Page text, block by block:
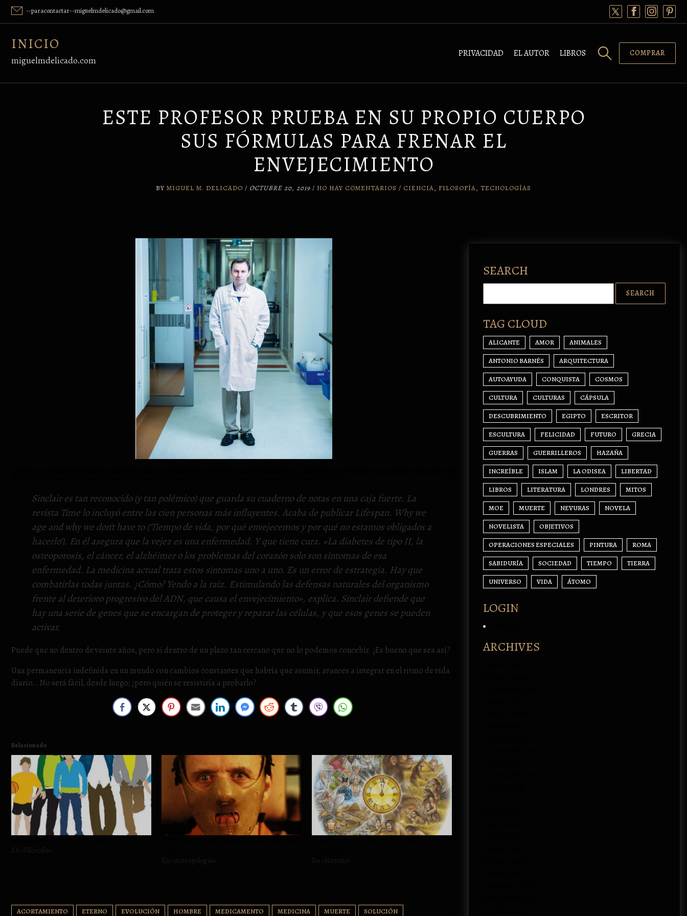
Skip
content
--paracontactar--miguelmdelicado@gmail.com
INICIO
miguelmdelicado.com
PRIVACIDAD EL AUTOR LIBROS COMPRAR
ESTE PROFESOR PRUEBA EN SU PROPIO CUERPO
SUS FÓRMULAS PARA FRENAR EL
ENVEJECIMIENTO
BY MIGUEL M. DELICADO / OCTUBRE 20, 2019 / NO HAY COMENTARIOS / CIENCIA, FILOSOFÍA, TECNOLOGÍAS
Sinclair es tan reconocido (y tan polémico) que guarda su cuaderno de notas en una caja fuerte. La
revista Timelo incluyó entre las cien personas más influyentes. Acaba de publicarLifespan. Why we
age and why we don’t have to(‘Tiempo de vida, por qué envejecemos y por qué no estamos obligados a
hacerlo’). En él asegura que la vejez es una enfermedad. Y que tiene cura. «La diabetes de tipo II, la
osteoporosis, el cáncer, el alzhéimer o los problemas del corazón solo son síntomas de esa
enfermedad. La medicina actual trata estos síntomas uno a uno. Es un error de estrategia. Hay que
combatirlas todas juntas. ¿Cómo? Yendo a la raíz. Estimulando las defensas naturales del organismo
frente al deterioro progresivo del ADN, que causa el envejecimiento», explica. Sinclair defiende que
hay una serie de genes que se encargan de proteger y reparar las células, y que esos genes se pueden
activar.
Puede que no dentro de veinte años, pero sí dentro de un plazo tan cercano que no lo podemos concebir. ¿Es bueno que sea así?
Una permanencia indefinida en un mundo con cambios constantes que habría que asumir, avances a integrar en el ritmo de vida
diario… No será fácil, desde luego; ¿pero quién se resistiría a probarlo?
Relacionado
ACORTAMIENTO ETERNO EVOLUCIÓN HOMBRE MEDICAMENTO MEDICINA MUERTE SOLUCIÓN
SEARCH
TAG CLOUD
ALICANTE AMOR ANIMALES
ANTONIO BARNÉS ARQUITECTURA
AUTOAYUDA CONQUISTA COSMOS
CULTURA CULTURAS CÁPSULA
DESCUBRIMIENTO EGIPTO ESCRITOR
ESCULTURA FELICIDAD FUTURO GRECIA
GUERRAS GUERRILLEROS HAZAÑA
INCREÍBLE ISLAM LA ODISEA LIBERTAD
LIBROS LITERATURA LONDRES MITOS
MOE MUERTE NEVURAS NOVELA
NOVELISTA OBJETIVOS
OPERACIONES ESPECIALES PINTURA ROMA
SABIDURÍA SOCIEDAD TIEMPO TIERRA
UNIVERSO VIDA ÁTOMO
LOGIN
ARCHIVES